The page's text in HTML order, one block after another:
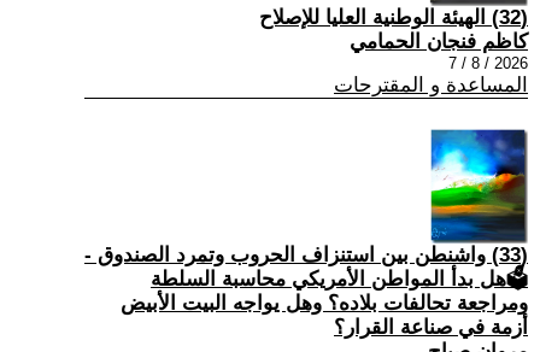
(32) الهيئة الوطنية العليا للإصلاح
كاظم فنجان الحمامي
2026 / 8 / 7
المساعدة و المقترحات
(33) واشنطن بين استنزاف الحروب وتمرد الصندوق -
🗳هل بدأ المواطن الأمريكي محاسبة السلطة
ومراجعة تحالفات بلاده؟ وهل يواجه البيت الأبيض
أزمة في صناعة القرار؟